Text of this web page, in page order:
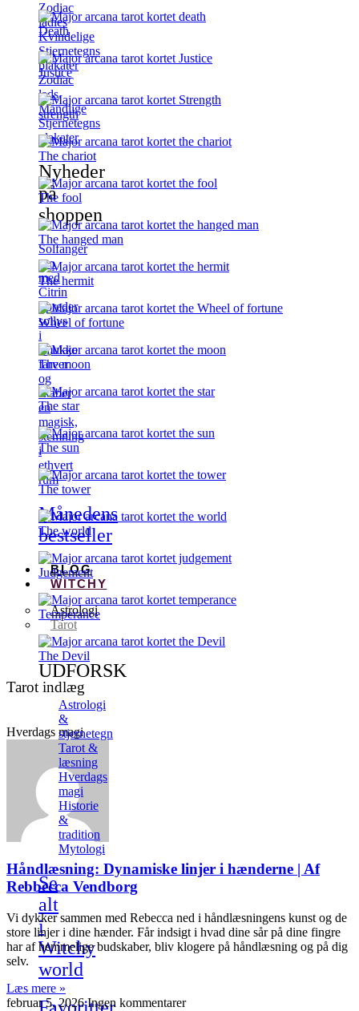
Zodiac
ladies
Kvindelige
Stjernetegns
plakater
Zodiac
lads
Mandlige
Stjernetegns
plakater
Nyheder
på
shoppen
Solfanger
uro
med
Citrin
Spreder
sollys
i
smukke
farver
og
skaber
en
magisk,
stemning
i
ethvert
rum
Månedens
bestseller
BLOG
WITCHY
Astrologi
Tarot
UDFORSK
Astrologi
&
stjernetegn
Tarot &
læsning
Hverdags
magi
Historie
&
tradition
Mytologi
Se
alt
i
Witchy
world
Favoritter
Death
Justice
strength
The chariot
The fool
The hanged man
The hermit
Wheel of fortune
The moon
The star
The sun
The tower
The world
Judgement
Temperance
The Devil
Tarot indlæg
Hverdags magi
Håndlæsning: Dynamiske linjer i hænderne | Af
Rebbecca Vendborg
Vi dykker sammen med Rebecca ned i håndlæsningens kunst og de
store linjer i dine hænder. Får indsigt i hvad dine sår på dine fingre
har af hemmelige budskaber, bliv klogere på håndlæsning og på dig
selv.
Læs mere »
februar 5, 2026Ingen kommentarer